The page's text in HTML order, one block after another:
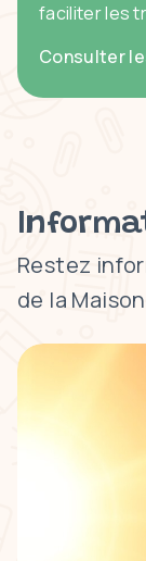
faciliter les
Consulter
Restez
de la